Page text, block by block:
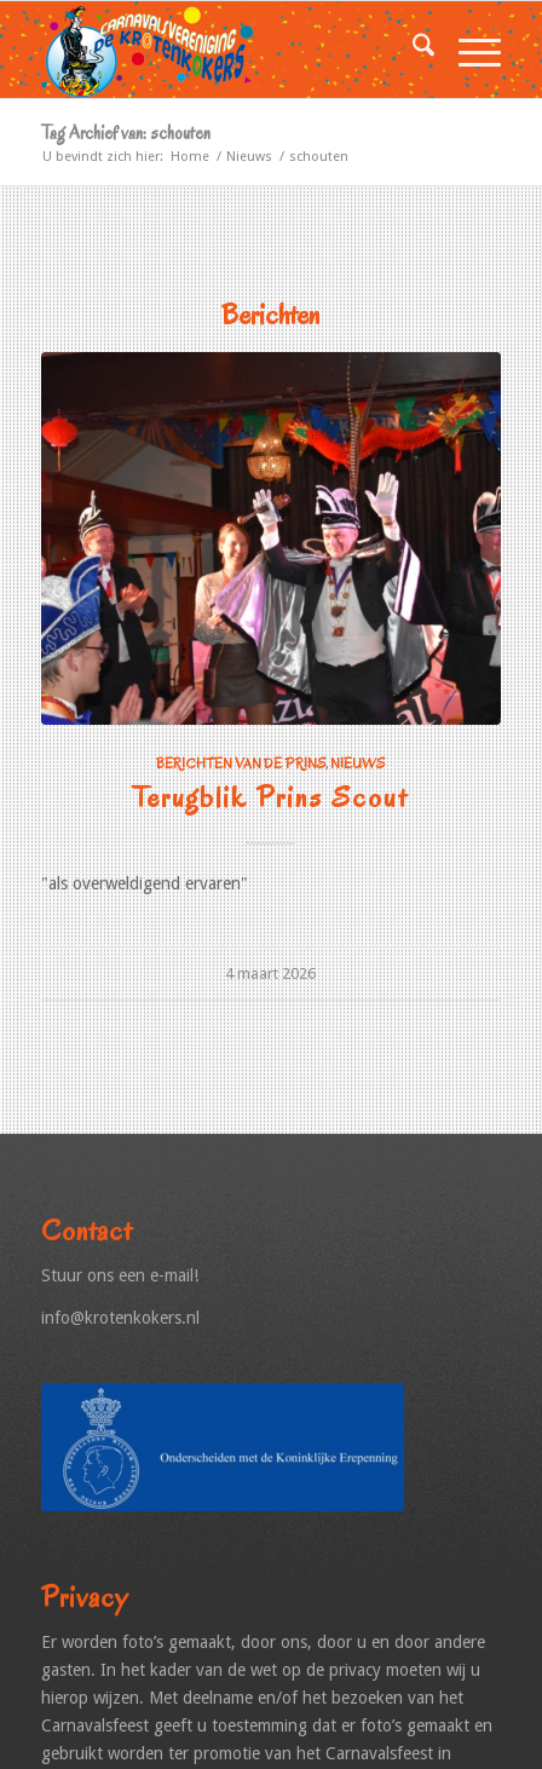
Tag Archief van: schouten
U bevindt zich hier: Home / Nieuws / schouten
Berichten
BERICHTEN VAN DE PRINS,NIEUWS
Terugblik Prins Scout
"als overweldigend ervaren"
4 maart 2026
Contact
Stuur ons een e-mail!
info@krotenkokers.nl
Privacy
Er worden foto’s gemaakt, door ons, door u en door andere
gasten. In het kader van de wet op de privacy moeten wij u
hierop wijzen. Met deelname en/of het bezoeken van het
Carnavalsfeest geeft u toestemming dat er foto’s gemaakt en
gebruikt worden ter promotie van het Carnavalsfeest in